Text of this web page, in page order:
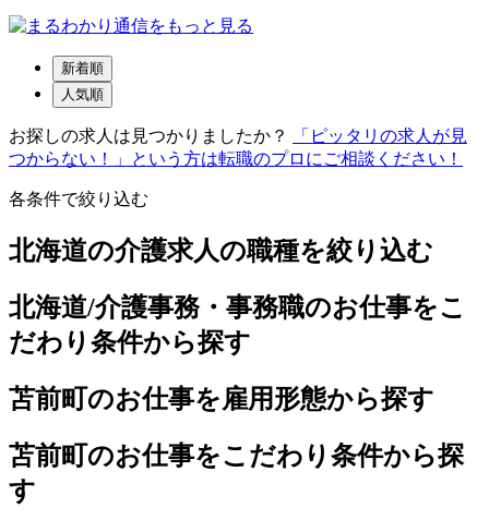
新着順
人気順
お探しの求人は見つかりましたか？
「ピッタリの求人が見
つからない！」という方は転職のプロにご相談ください！
各条件で絞り込む
北海道の介護求人の職種を絞り込む
北海道/介護事務・事務職のお仕事をこ
だわり条件から探す
苫前町のお仕事を雇用形態から探す
苫前町のお仕事をこだわり条件から探
す